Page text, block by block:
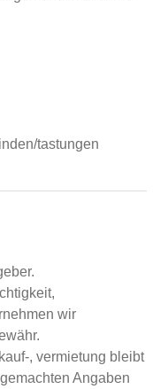
tastungen
wir
, vermietung bleibt
Angaben